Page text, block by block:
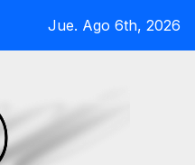
La Casa de Misericordia
Jue. Ago 6th, 2026